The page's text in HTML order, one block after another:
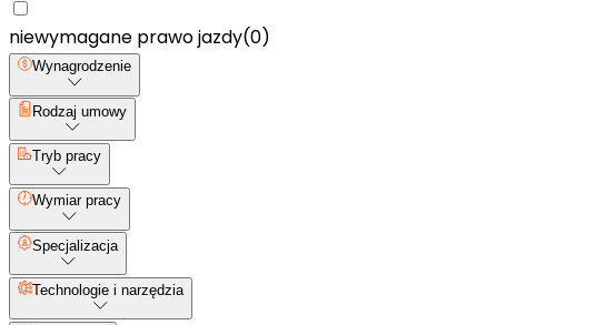
niewymagane prawo jazdy(0)
Wynagrodzenie
Rodzaj umowy
Tryb pracy
Wymiar pracy
Specjalizacja
Technologie i narzędzia